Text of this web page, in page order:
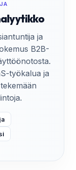
ja
B2B-
työkalua ja